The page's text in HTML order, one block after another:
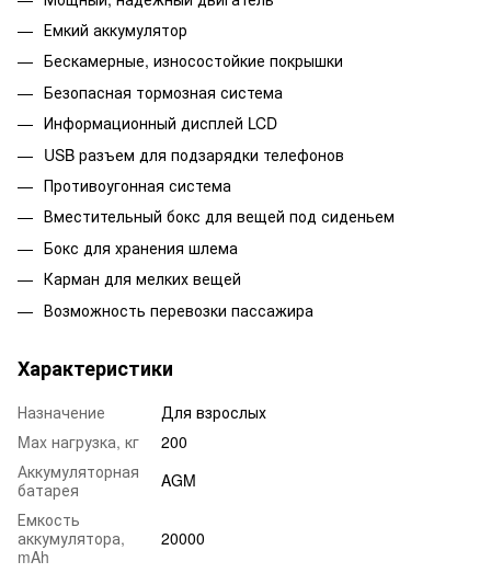
Емкий аккумулятор
Бескамерные, износостойкие покрышки
Безопасная тормозная система
Информационный дисплей LCD
USB разъем для подзарядки телефонов
Противоугонная система
Вместительный бокс для вещей под сиденьем
Бокс для хранения шлема
Карман для мелких вещей
Возможность перевозки пассажира
Характеристики
Назначение
Для взрослых
Mаx нагрузка, кг
200
Аккумуляторная
батарея
AGM
Емкость
аккумулятора,
mAh
20000